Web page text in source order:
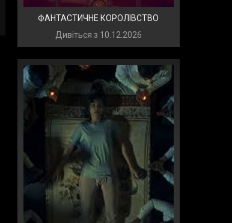
ФАНТАСТИЧНЕ КОРОЛІВСТВО
Дивіться з 10.12.2026